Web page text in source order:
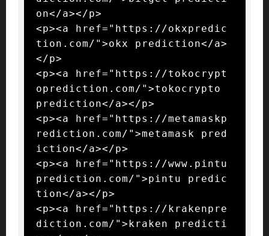
on</a></p>
<p><a href="https://okxpredic
tion.com/">okx prediction</a>
</p>
<p><a href="https://tokocrypt
oprediction.com/">tokocrypto
prediction</a></p>
<p><a href="https://metamaskp
rediction.com/">metamask pred
iction</a></p>
<p><a href="https://www.pintu
prediction.com/">pintu predic
tion</a></p>
<p><a href="https://krakenpre
diction.com/">kraken predicti